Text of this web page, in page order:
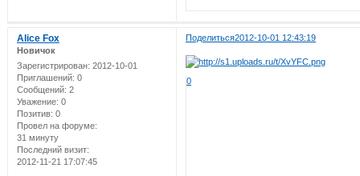
Поделиться2012-10-01 12:43:19
Alice Fox
Новичок
Зарегистрирован: 2012-10-01
Приглашений: 0
Сообщений: 2
Уважение: 0
Позитив: 0
Провел на форуме:
31 минуту
Последний визит:
2012-11-21 17:07:45
0